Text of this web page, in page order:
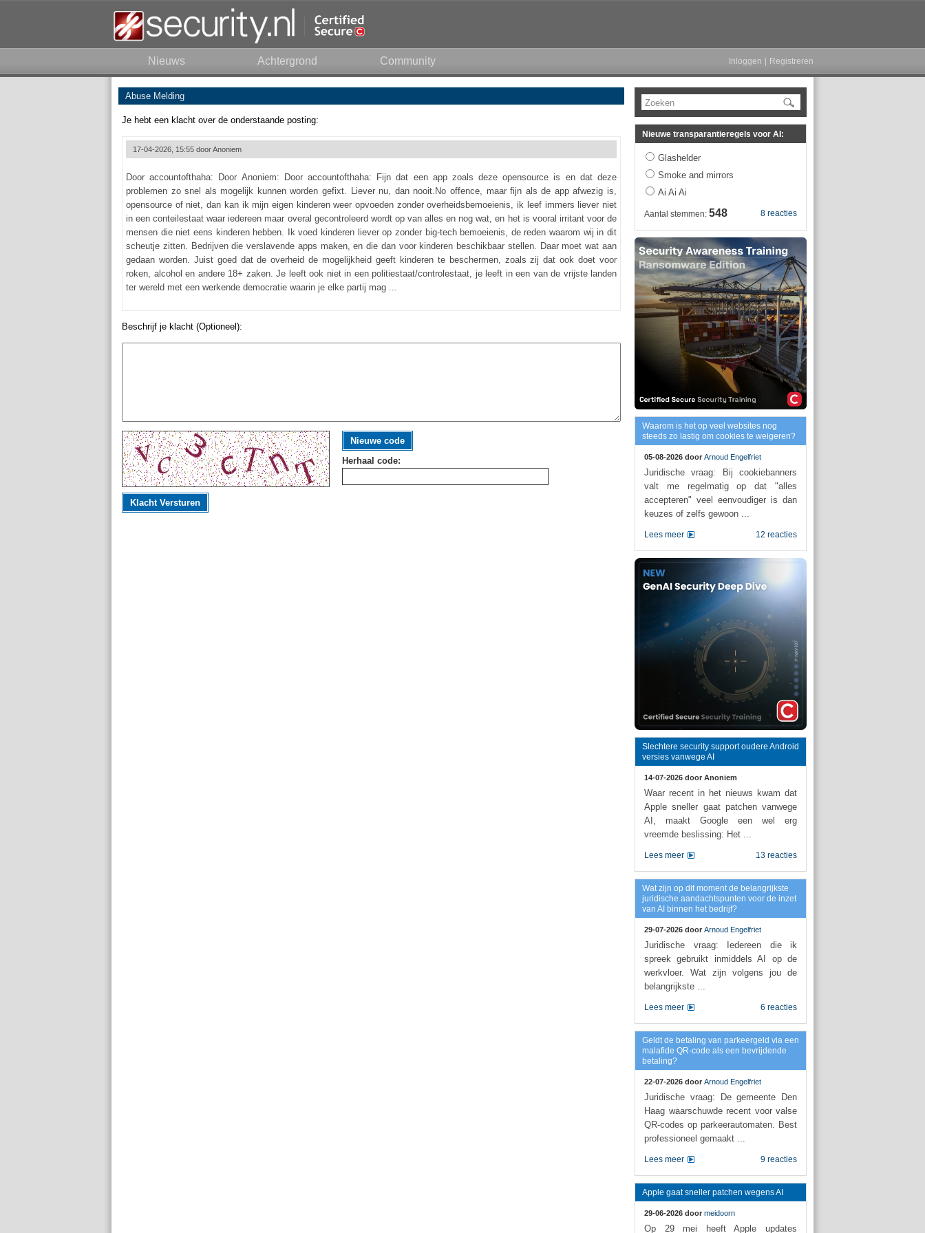
Nieuws Achtergrond Community Inloggen Registreren
Abuse Melding
Je hebt een klacht over de onderstaande posting:
17-04-2026, 15:55 doorAnoniem
Door accountofthaha: Door Anoniem: Door accountofthaha: Fijn dat een app zoals deze opensource is en dat deze
problemen zo snel als mogelijk kunnen worden gefixt. Liever nu, dan nooit.No offence, maar fijn als de app afwezig is,
opensource of niet, dan kan ik mijn eigen kinderen weer opvoeden zonder overheidsbemoeienis, ik leef immers liever niet
in een conteilestaat waar iedereen maar overal gecontroleerd wordt op van alles en nog wat, en het is vooral irritant voor de
mensen die niet eens kinderen hebben. Ik voed kinderen liever op zonder big-tech bemoeienis, de reden waarom wij in dit
scheutje zitten. Bedrijven die verslavende apps maken, en die dan voor kinderen beschikbaar stellen. Daar moet wat aan
gedaan worden. Juist goed dat de overheid de mogelijkheid geeft kinderen te beschermen, zoals zij dat ook doet voor
roken, alcohol en andere 18+ zaken. Je leeft ook niet in een politiestaat/controlestaat, je leeft in een van de vrijste landen
ter wereld met een werkende democratie waarin je elke partij mag ...
Beschrijf je klacht (Optioneel):
Nieuwe code
Herhaal code:
Klacht Versturen
Zoeken
Nieuwe transparantieregels voor AI:
Glashelder
Smoke and mirrors
Ai Ai Ai
8 reacties
Aantal stemmen: 548
Waarom is het op veel websites nog
steeds zo lastig om cookies te weigeren?
05-08-2026 door Arnoud Engelfriet
Juridische vraag: Bij cookiebanners
valt me regelmatig op dat "alles
accepteren" veel eenvoudiger is dan
keuzes of zelfs gewoon ...
12 reacties
Lees meer
Slechtere security support oudere Android
versies vanwege AI
14-07-2026 door Anoniem
Waar recent in het nieuws kwam dat
Apple sneller gaat patchen vanwege
AI, maakt Google een wel erg
vreemde beslissing: Het ...
13 reacties
Lees meer
Wat zijn op dit moment de belangrijkste
juridische aandachtspunten voor de inzet
van AI binnen het bedrijf?
29-07-2026 door Arnoud Engelfriet
Juridische vraag: Iedereen die ik
spreek gebruikt inmiddels AI op de
werkvloer. Wat zijn volgens jou de
belangrijkste ...
6 reacties
Lees meer
Geldt de betaling van parkeergeld via een
malafide QR-code als een bevrijdende
betaling?
22-07-2026 door Arnoud Engelfriet
Juridische vraag: De gemeente Den
Haag waarschuwde recent voor valse
QR-codes op parkeerautomaten. Best
professioneel gemaakt ...
9 reacties
Lees meer
Apple gaat sneller patchen wegens AI
29-06-2026 door meidoorn
Op 29 mei heeft Apple updates